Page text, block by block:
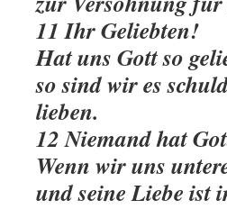
11 Ihr Geliebten!
Hat uns Gott so
so sind wir es
lieben.
12 Niemand hat
Wenn wir uns
und seine Liebe ist